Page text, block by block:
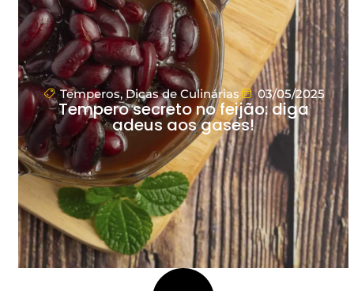
Temperos,Dicas de Culinárias 03/05/2025
Tempero secreto no feijão: diga
adeus aos gases!